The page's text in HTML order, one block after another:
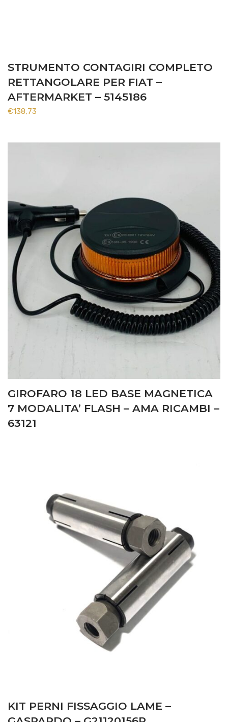
STRUMENTO CONTAGIRI COMPLETO
RETTANGOLARE PER FIAT –
AFTERMARKET – 5145186
€138,73
GIROFARO 18 LED BASE MAGNETICA
7 MODALITA’ FLASH – AMA RICAMBI –
63121
KIT PERNI FISSAGGIO LAME –